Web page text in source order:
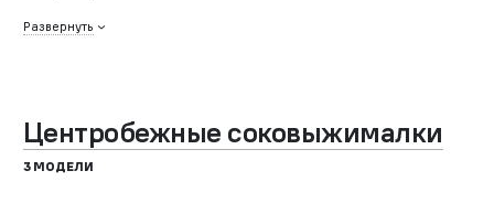
Развернуть
Центробежные соковыжималки
3 МОДЕЛИ